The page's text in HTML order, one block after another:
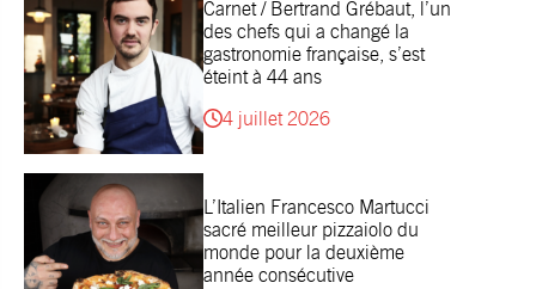
Carnet / Bertrand Grébaut, l’un
des chefs qui a changé la
gastronomie française, s’est
éteint à 44 ans
4 juillet 2026
L’Italien Francesco Martucci
sacré meilleur pizzaiolo du
monde pour la deuxième
année consécutive